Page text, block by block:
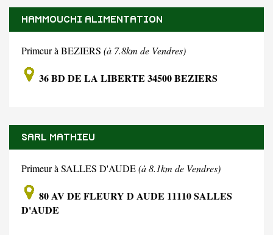
HAMMOUCHI ALIMENTATION
Primeur à BEZIERS (à 7.8km de Vendres)
36 BD DE LA LIBERTE 34500 BEZIERS
SARL MATHIEU
Primeur à SALLES D'AUDE(à 8.1km de Vendres)
80 AV DE FLEURY D AUDE 11110 SALLES
D'AUDE